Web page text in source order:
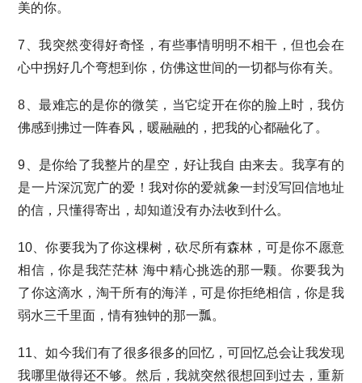
美的你。
7、我突然变得好奇怪，有些事情明明不相干，但也会在
心中拐好几个弯想到你，仿佛这世间的一切都与你有关。
8、最难忘的是你的微笑，当它绽开在你的脸上时，我仿
佛感到拂过一阵春风，暖融融的，把我的心都融化了。
9、是你给了我整片的星空，好让我自 由来去。我享有的
是一片深沉宽广的爱！我对你的爱就象一封没写回信地址
的信，只懂得寄出，却知道没有办法收到什么。
10、你要我为了你这棵树，砍尽所有森林，可是你不愿意
相信，你是我茫茫林 海中精心挑选的那一颗。你要我为
了你这滴水，淘干所有的海洋，可是你拒绝相信，你是我
弱水三千里面，情有独钟的那一瓢。
11、如今我们有了很多很多的回忆，可回忆总会让我发现
我哪里做得还不够。然后，我就突然很想回到过去，重新